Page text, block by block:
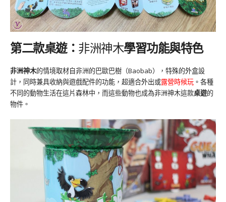
第二款桌遊： 非洲神木學習功能與特色
非洲神木的情境取材自非洲的巴歐巴樹（Baobab），特殊的外盒設
計，同時兼具收納與遊戲配件的功能，超適合外出或露營時候玩 。各種
不同的動物生活在這片森林中，而這些動物也成為非洲神木這款桌遊的
物件。